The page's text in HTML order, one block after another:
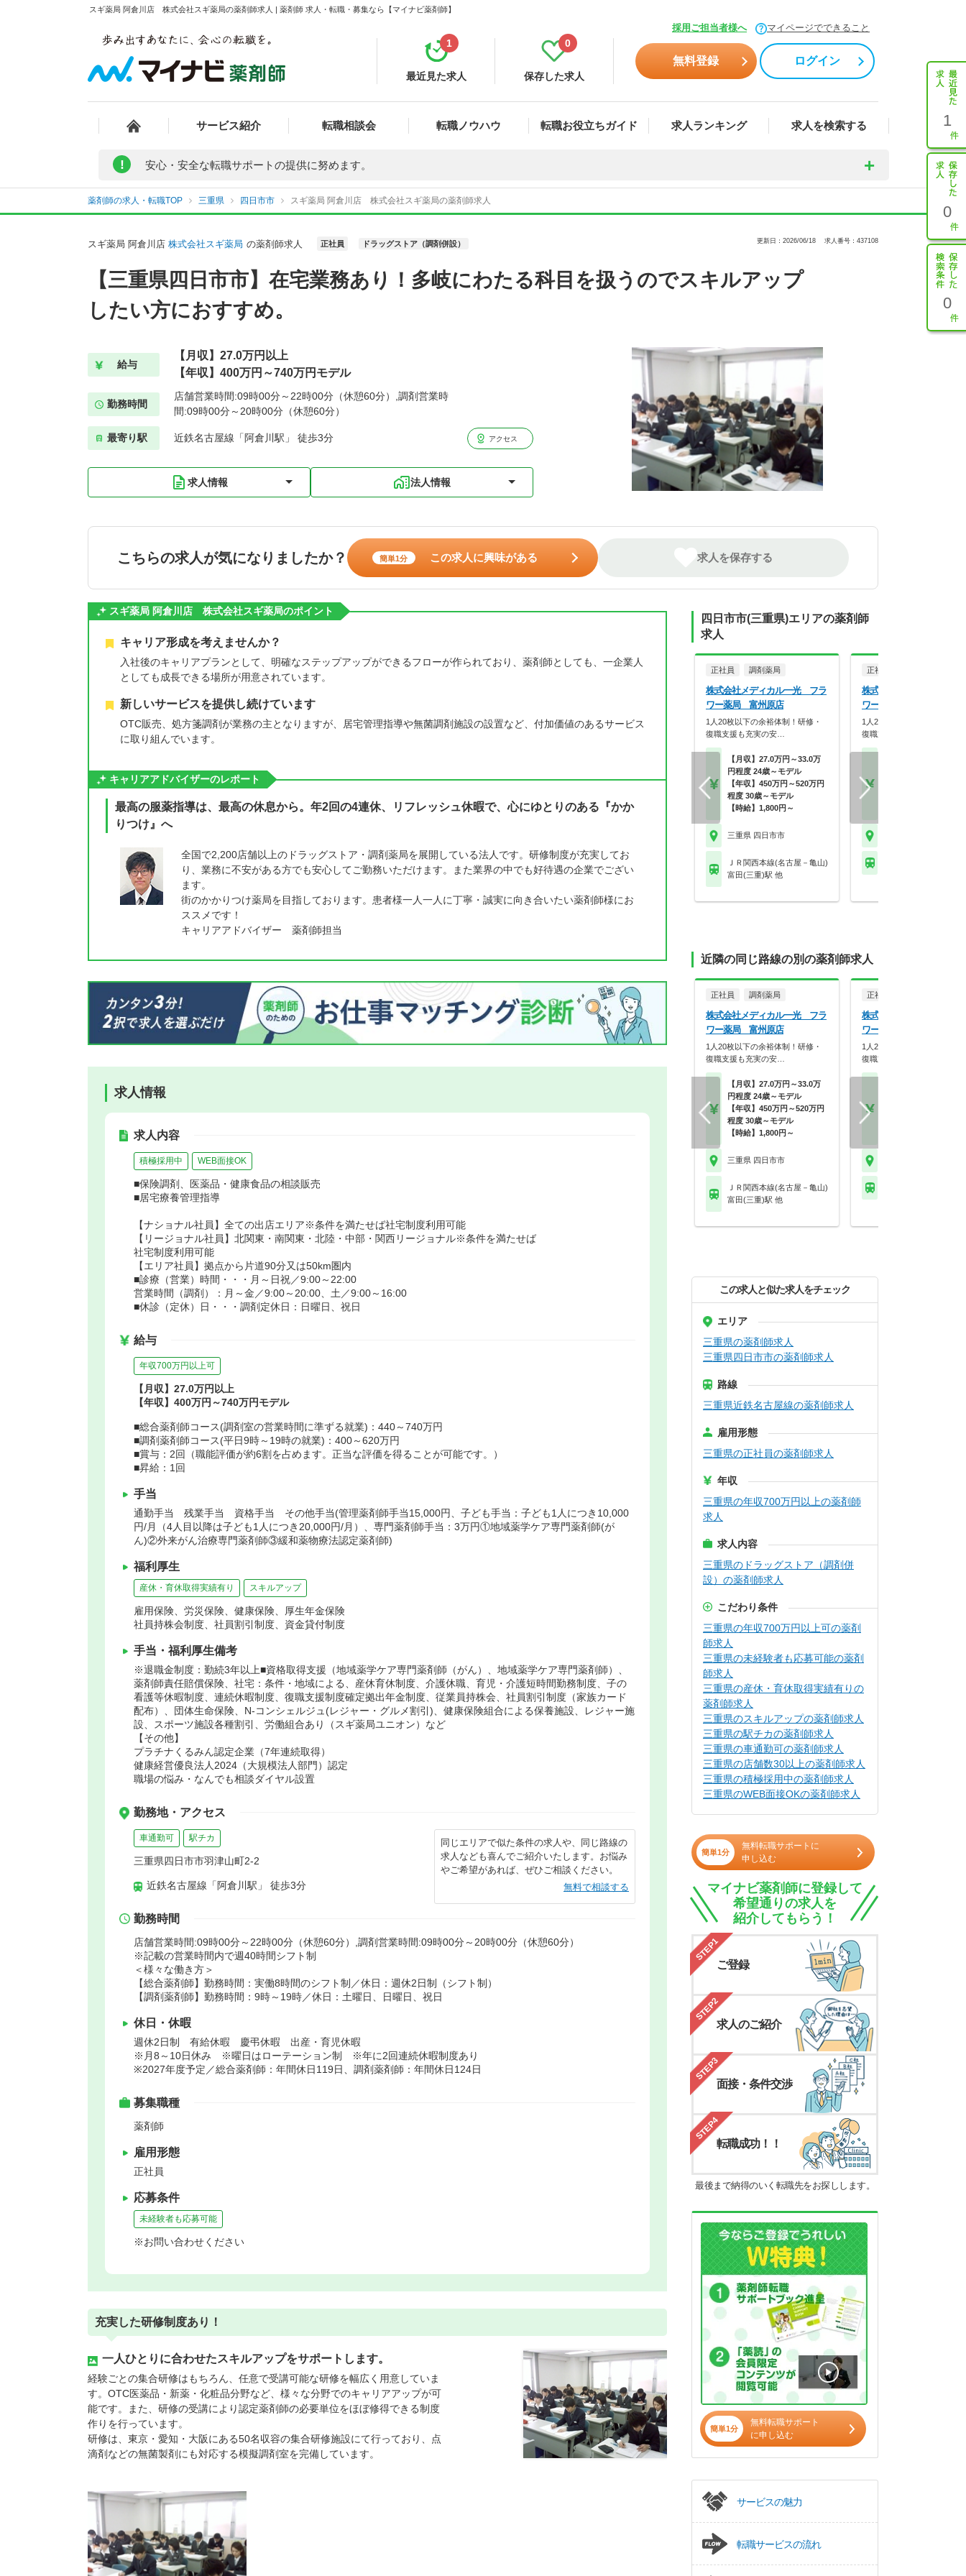
スギ薬局 阿倉川店 株式会社スギ薬局の薬剤師求人 | 薬剤師 求人・転職・募集なら【マイナビ薬剤師】
採用ご担当者様へ マイページでできること
最近見た求人
1
保存した求人
0
無料登録 ログイン
サービス紹介 転職相談会 転職ノウハウ 転職お役立ちガイド 求人ランキング 求人を検索する 1
0
0
! 安心・安全な転職サポートの提供に努めます。
薬剤師の求人・転職TOP 三重県 四日市市 スギ薬局 阿倉川店 株式会社スギ薬局の薬剤師求人
スギ薬局 阿倉川店 株式会社スギ薬局 の薬剤師求人 正社員 ドラッグストア（調剤併設） 更新日：2026/06/18 求人番号：437108
【三重県四日市市】在宅業務あり！多岐にわたる科目を扱うのでスキルアップ
したい方におすすめ。
給与
【月収】27.0万円以上
【年収】400万円～740万円モデル
勤務時間
店舗営業時間:09時00分～22時00分（休憩60分）,調剤営業時
間:09時00分～20時00分（休憩60分）
最寄り駅 近鉄名古屋線「阿倉川駅」 徒歩3分 アクセス
求人情報 法人情報
こちらの求人が気になりましたか？ 簡単1分 この求人に興味がある 求人を保存する
スギ薬局 阿倉川店 株式会社スギ薬局のポイント
キャリア形成を考えませんか？
入社後のキャリアプランとして、明確なステップアップができるフローが作られており、薬剤師としても、一企業人
としても成長できる場所が用意されています。
新しいサービスを提供し続けています
OTC販売、処方箋調剤が業務の主となりますが、居宅管理指導や無菌調剤施設の設置など、付加価値のあるサービス
に取り組んでいます。
キャリアアドバイザーのレポート
最高の服薬指導は、最高の休息から。年2回の4連休、リフレッシュ休暇で、心にゆとりのある『かか
りつけ』へ
全国で2,200店舗以上のドラッグストア・調剤薬局を展開している法人です。研修制度が充実してお
り、業務に不安がある方でも安心してご勤務いただけます。また業界の中でも好待遇の企業でござい
ます。
街のかかりつけ薬局を目指しております。患者様一人一人に丁寧・誠実に向き合いたい薬剤師様にお
ススメです！
キャリアアドバイザー 薬剤師担当
求人情報
求人内容
積極採用中 WEB面接OK
■保険調剤、医薬品・健康食品の相談販売
■居宅療養管理指導
【ナショナル社員】全ての出店エリア※条件を満たせば社宅制度利用可能
【リージョナル社員】北関東・南関東・北陸・中部・関西リージョナル※条件を満たせば
社宅制度利用可能
【エリア社員】拠点から片道90分又は50km圏内
■診療（営業）時間・・・月～日祝／9:00～22:00
営業時間（調剤）：月～金／9:00～20:00、土／9:00～16:00
■休診（定休）日・・・調剤定休日：日曜日、祝日
給与
年収700万円以上可
【月収】27.0万円以上
【年収】400万円～740万円モデル
■総合薬剤師コース(調剤室の営業時間に準ずる就業)：440～740万円
■調剤薬剤師コース(平日9時～19時の就業)：400～620万円
■賞与：2回（職能評価が約6割を占めます。正当な評価を得ることが可能です。）
■昇給：1回
手当
通勤手当 残業手当 資格手当 その他手当(管理薬剤師手当15,000円、子ども手当：子ども1人につき10,000
円/月（4人目以降は子ども1人につき20,000円/月）、専門薬剤師手当：3万円①地域薬学ケア専門薬剤師(が
ん)②外来がん治療専門薬剤師③緩和薬物療法認定薬剤師)
福利厚生
産休・育休取得実績有り スキルアップ
雇用保険、労災保険、健康保険、厚生年金保険
社員持株会制度、社員割引制度、資金貸付制度
手当・福利厚生備考
※退職金制度：勤続3年以上■資格取得支援（地域薬学ケア専門薬剤師（がん）、地域薬学ケア専門薬剤師）、
薬剤師責任賠償保険、社宅：条件・地域による、産休育休制度、介護休職、育児・介護短時間勤務制度、子の
看護等休暇制度、連続休暇制度、復職支援制度確定拠出年金制度、従業員持株会、社員割引制度（家族カード
配布）、団体生命保険、N-コンシェルジュ(レジャー・グルメ割引)、健康保険組合による保養施設、レジャー施
設、スポーツ施設各種割引、労働組合あり（スギ薬局ユニオン）など
【その他】
プラチナくるみん認定企業（7年連続取得）
健康経営優良法人2024（大規模法人部門）認定
職場の悩み・なんでも相談ダイヤル設置
勤務地・アクセス
車通勤可 駅チカ
三重県四日市市羽津山町2-2
近鉄名古屋線「阿倉川駅」 徒歩3分
同じエリアで似た条件の求人や、同じ路線の
求人なども喜んでご紹介いたします。お悩み
やご希望があれば、ぜひご相談ください。
無料で相談する
勤務時間
店舗営業時間:09時00分～22時00分（休憩60分）,調剤営業時間:09時00分～20時00分（休憩60分）
※記載の営業時間内で週40時間シフト制
＜様々な働き方＞
【総合薬剤師】勤務時間：実働8時間のシフト制／休日：週休2日制（シフト制）
【調剤薬剤師】勤務時間：9時～19時／休日：土曜日、日曜日、祝日
休日・休暇
週休2日制 有給休暇 慶弔休暇 出産・育児休暇
※月8～10日休み ※曜日はローテーション制 ※年に2回連続休暇制度あり
※2027年度予定／総合薬剤師：年間休日119日、調剤薬剤師：年間休日124日
募集職種
薬剤師
雇用形態
正社員
応募条件
未経験者も応募可能
※お問い合わせください
充実した研修制度あり！
一人ひとりに合わせたスキルアップをサポートします。
経験ごとの集合研修はもちろん、任意で受講可能な研修を幅広く用意していま
す。OTC医薬品・新薬・化粧品分野など、様々な分野でのキャリアアップが可
能です。また、研修の受講により認定薬剤師の必要単位をほぼ修得できる制度
作りを行っています。
研修は、東京・愛知・大阪にある50名収容の集合研修施設にて行っており、点
滴剤などの無菌製剤にも対応する模擬調剤室を完備しています。
四日市市(三重県)エリアの薬剤師
求人
正社員 調剤薬局
株式会社メディカル一光 フラ
ワー薬局 富州原店
1人20枚以下の余裕体制！研修・
復職支援も充実の安…
【月収】27.0万円～33.0万
円程度 24歳～モデル
【年収】450万円～520万円
程度 30歳～モデル
【時給】1,800円～
三重県 四日市市
ＪＲ関西本線(名古屋－亀山)
富田(三重)駅 他
正社員
株式会社メディカル一光
ワー薬局 わかば店
1人20枚以下の余裕体制！研
復職支援も充実の安…
近隣の同じ路線の別の薬剤師求人
正社員 調剤薬局
株式会社メディカル一光 フラ
ワー薬局 富州原店
1人20枚以下の余裕体制！研修・
復職支援も充実の安…
【月収】27.0万円～33.0万
円程度 24歳～モデル
【年収】450万円～520万円
程度 30歳～モデル
【時給】1,800円～
三重県 四日市市
ＪＲ関西本線(名古屋－亀山)
富田(三重)駅 他
正社員
株式会社メディカル一光
ワー薬局 羽津山店
1人20枚以下の余裕体制！研
復職支援も充実の安…
この求人と似た求人をチェック
エリア
三重県の薬剤師求人
三重県四日市市の薬剤師求人
路線
三重県近鉄名古屋線の薬剤師求人
雇用形態
三重県の正社員の薬剤師求人
年収
三重県の年収700万円以上の薬剤師
求人
求人内容
三重県のドラッグストア（調剤併
設）の薬剤師求人
こだわり条件
三重県の年収700万円以上可の薬剤
師求人
三重県の未経験者も応募可能の薬剤
師求人
三重県の産休・育休取得実績有りの
薬剤師求人
三重県のスキルアップの薬剤師求人
三重県の駅チカの薬剤師求人
三重県の車通勤可の薬剤師求人
三重県の店舗数30以上の薬剤師求人
三重県の積極採用中の薬剤師求人
三重県のWEB面接OKの薬剤師求人
簡単1分
無料転職サポートに
申し込む
マイナビ薬剤師に登録して
希望通りの求人を
紹介してもらう！
STEP1
ご登録
STEP2
求人のご紹介
STEP3
面接・条件交渉
STEP4
転職成功！！
最後まで納得のいく転職先をお探しします。
簡単1分
無料転職サポート
に申し込む
サービスの魅力
転職サービスの流れ